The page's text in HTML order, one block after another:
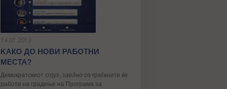
14.01.2013
KАКО ДО НОВИ РАБОТНИ
МЕСТА?
Демократскиот сојуз, заедно со граѓаните ќе
работи на градење на Програма за